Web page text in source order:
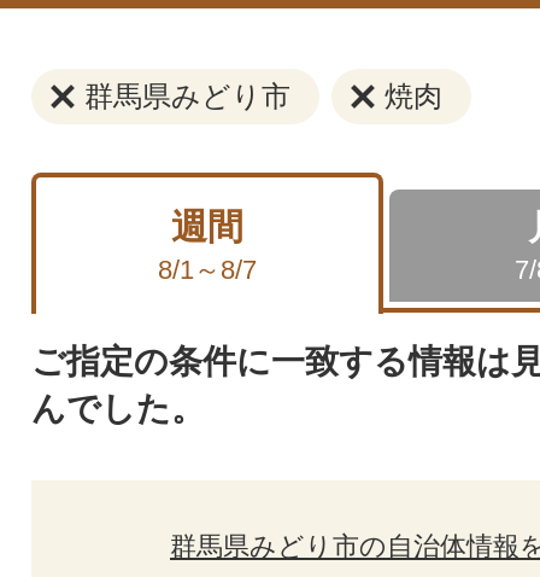
群馬県みどり市 焼肉
週間
8/1～8/7
ご指定の条件に一致する情報は
んでした。
群馬県みどり市の自治体情報